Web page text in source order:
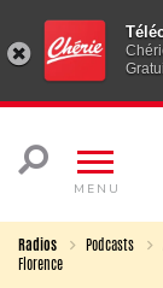
MENU
Radios Podcasts
Florence